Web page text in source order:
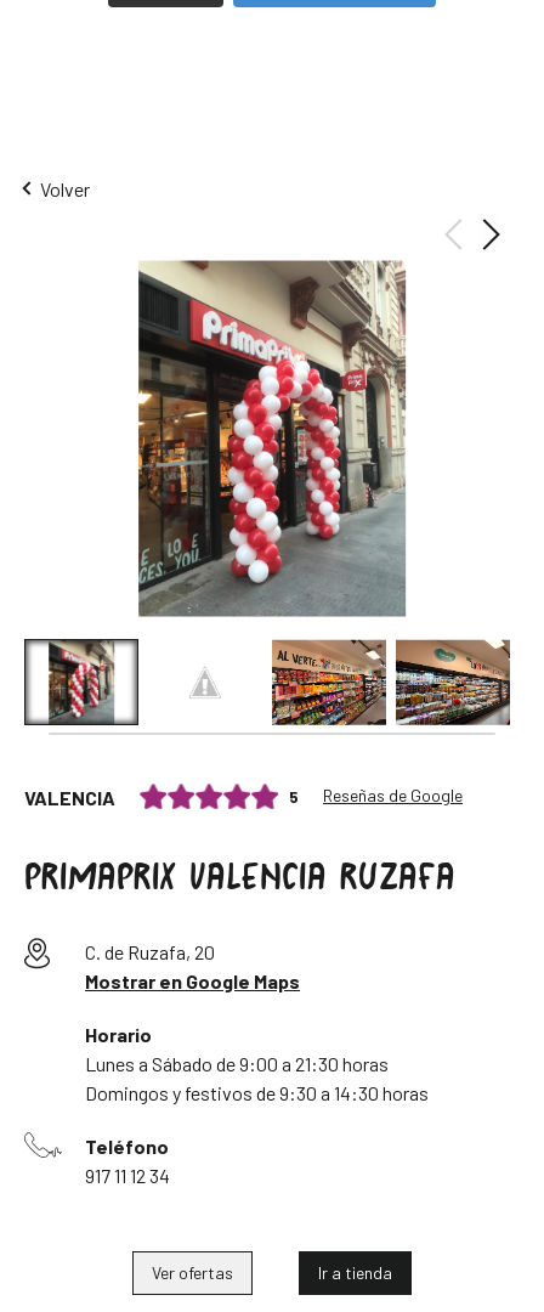
Volver
VALENCIA 5 Reseñas de Google
PRIMAPRIX VALENCIA RUZAFA
C. de Ruzafa, 20
Mostrar en Google Maps
Horario
Lunes a Sábado de 9:00 a 21:30 horas
Domingos y festivos de 9:30 a 14:30 horas
Teléfono
917 11 12 34
Ver ofertas Ir a tienda